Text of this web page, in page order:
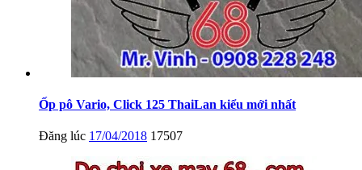
Ốp pô Vario, Click 125 ThaiLan kiểu mới nhất
Đăng lúc 17/04/2018 17507